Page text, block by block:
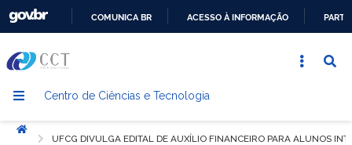
CONTEÚDO
COMUNICA BR ACESSO À INFORMAÇÃO
Centro de Ciências e Tecnologia
Início
UFCG DIVULGA EDITAL DE AUXÍLIO FINANCEIRO PARA ALUNOS